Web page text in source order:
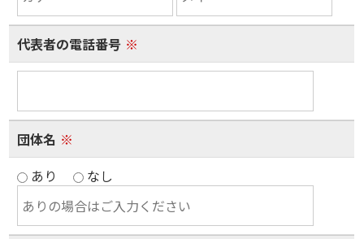
代表者の電話番号 ※
団体名 ※
あり
なし